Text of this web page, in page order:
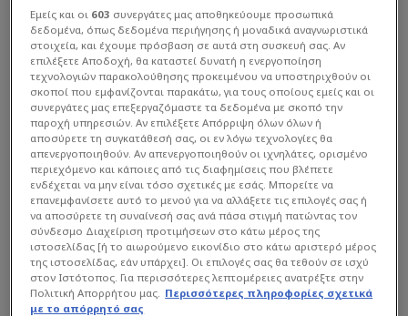
Κύρια Σημεία:
Εμείς και οι 603 συνεργάτες μας αποθηκεύουμε προσωπικά
δεδομένα, όπως δεδομένα περιήγησης ή μοναδικά αναγνωριστικά
στοιχεία, και έχουμε πρόσβαση σε αυτά στη συσκευή σας. Αν
επιλέξετε Αποδοχή, θα καταστεί δυνατή η ενεργοποίηση
τεχνολογιών παρακολούθησης προκειμένου να υποστηριχθούν οι
σκοποί που εμφανίζονται παρακάτω, για τους οποίους εμείς και οι
συνεργάτες μας επεξεργαζόμαστε τα δεδομένα με σκοπό την
παροχή υπηρεσιών. Αν επιλέξετε Απόρριψη όλων όλων ή
αποσύρετε τη συγκατάθεσή σας, οι εν λόγω τεχνολογίες θα
απενεργοποιηθούν. Αν απενεργοποιηθούν οι ιχνηλάτες, ορισμένο
περιεχόμενο και κάποιες από τις διαφημίσεις που βλέπετε
ενδέχεται να μην είναι τόσο σχετικές με εσάς. Μπορείτε να
επανεμφανίσετε αυτό το μενού για να αλλάξετε τις επιλογές σας ή
να αποσύρετε τη συναίνεσή σας ανά πάσα στιγμή πατώντας τον
σύνδεσμο Διαχείριση προτιμήσεων στο κάτω μέρος της
ιστοσελίδας [ή το αιωρούμενο εικονίδιο στο κάτω αριστερό μέρος
της ιστοσελίδας, εάν υπάρχει]. Οι επιλογές σας θα τεθούν σε ισχύ
στον Ιστότοπος. Για περισσότερες λεπτομέρειες ανατρέξτε στην
Πολιτική Απορρήτου μας. Περισσότερες πληροφορίες σχετικά
με το απόρρητό σας